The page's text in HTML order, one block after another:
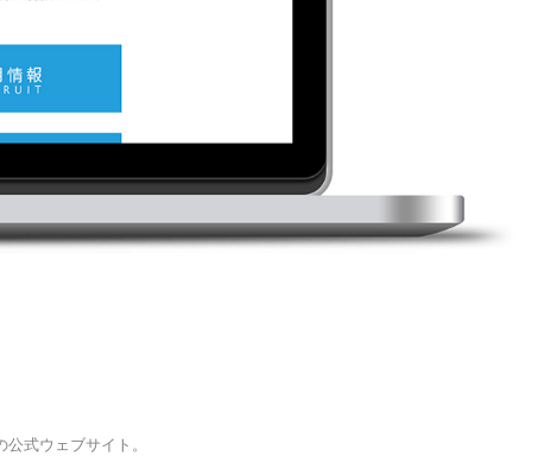
式ウェブサイト。